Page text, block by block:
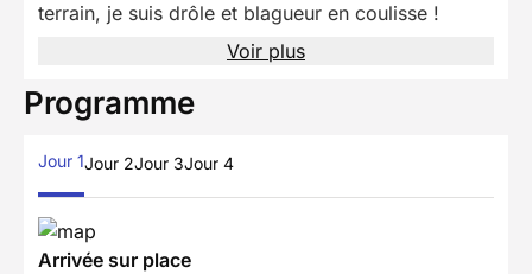
terrain, je suis drôle et blagueur en coulisse !
Voir plus
Programme
Jour 1Jour 2Jour 3Jour 4
Arrivée sur place